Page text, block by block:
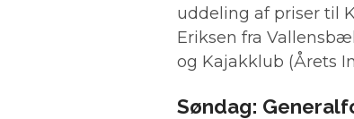
uddeling af priser til
Eriksen fra
og Kajakklub (Årets
Søndag: